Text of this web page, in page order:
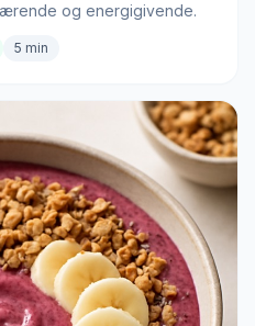
og energigivende.
5 min